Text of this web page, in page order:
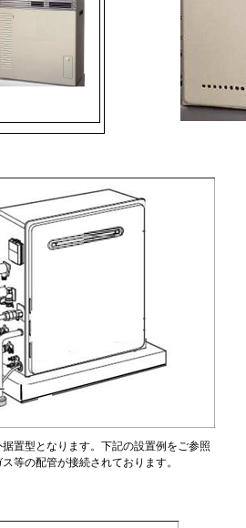
置型となります。下記の設置例をご参照
等の配管が接続されております。